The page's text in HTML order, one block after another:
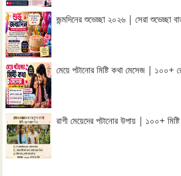
জন্মদিনের শুভেচ্ছা ২০২৬ | সেরা শুভেচ্ছা
মেয়ে পটানোর মিষ্টি কথা মেসেজ | ১০০+
রাগী মেয়েদের পটানোর উপায় | ১০০+